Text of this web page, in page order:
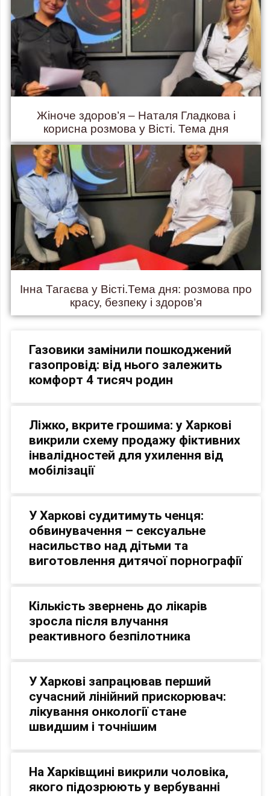
Жіноче здоров’я – Наталя Гладкова і
корисна розмова у Вісті. Тема дня
Інна Тагаєва у Вісті.Тема дня: розмова про
красу, безпеку і здоров’я
Газовики замінили пошкоджений
газопровід: від нього залежить
комфорт 4 тисяч родин
Ліжко, вкрите грошима: у Харкові
викрили схему продажу фіктивних
інвалідностей для ухилення від
мобілізації
У Харкові судитимуть ченця:
обвинувачення – сексуальне
насильство над дітьми та
виготовлення дитячої порнографії
Кількість звернень до лікарів
зросла після влучання
реактивного безпілотника
У Харкові запрацював перший
сучасний лінійний прискорювач:
лікування онкології стане
швидшим і точнішим
На Харківщині викрили чоловіка,
якого підозрюють у вербуванні